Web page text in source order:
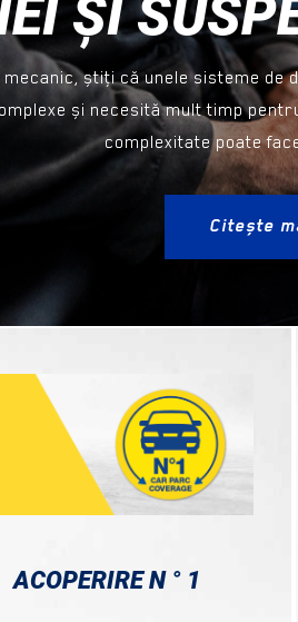
ȘI
mecanic, știţi că unele sisteme
și necesită mult timp
complexitate poate
Citește
ACOPERIRE N ° 1